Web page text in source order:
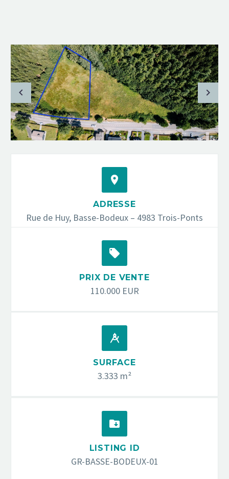


ADRESSE
Rue de Huy, Basse-Bodeux – 4983 Trois-Ponts


PRIX DE VENTE
110.000 EUR


SURFACE
3.333 m²


LISTING ID
GR-BASSE-BODEUX-01